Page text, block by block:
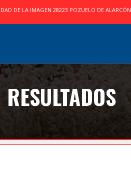
DE LA IMAGEN 28223 POZUELO DE ALARCÓN
RESULTADOS